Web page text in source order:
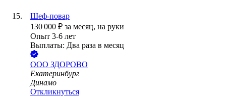
Шеф-повар
130 000 ₽ за месяц, на руки
Опыт 3-6 лет
Выплаты: Два раза в месяц
ООО ЗДОРОВО
Екатеринбург
Динамо
Откликнуться